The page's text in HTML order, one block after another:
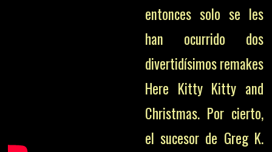
entonces solo se les
han ocurrido dos
divertidísimos remakes
Here Kitty Kitty and
Christmas. Por cierto,
el sucesor de Greg K.